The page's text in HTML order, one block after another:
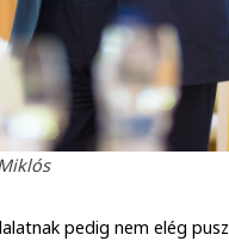
pedig nem elég